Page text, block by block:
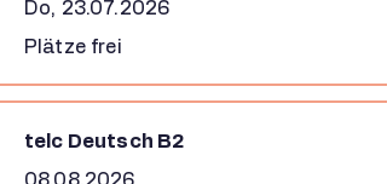
Do, 23.07.2026
Plätze frei
telc Deutsch B2